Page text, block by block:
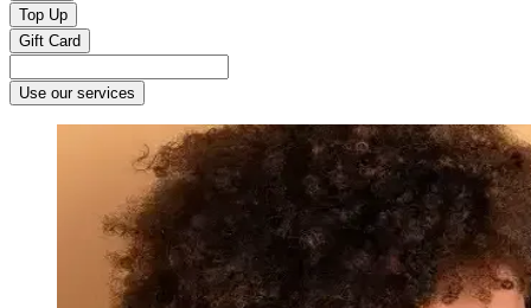
Top Up
Gift Card
Use our services